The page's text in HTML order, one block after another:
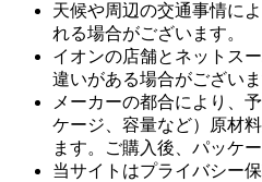
天候や周辺の交通事情に
れる場合がございます。
イオンの店舗とネットス
違いがある場合がございま
メーカーの都合により、
ケージ、容量など）原材
ます。ご購入後、パッケ
当サイトはプライバシー